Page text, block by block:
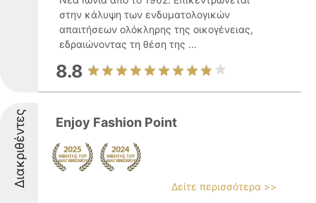
στην κάλυψη των ενδυματολογικών
απαιτήσεων ολόκληρης της οικογένειας,
εδραιώνοντας τη θέση της ...
8.8
Διακριθέντες Enjoy Fashion Point
Δείτε περισσότερα >>